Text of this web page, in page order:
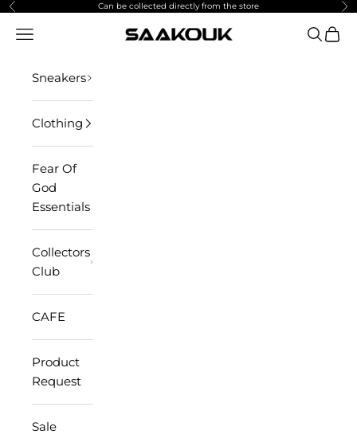
Skip to content
Previous Can be collected directly from the store
SAAKOUK
Open navigation menu Open
Sneakers
Clothing
Fear Of
God
Essentials
Collectors
Club
CAFE
Product
Request
Sale